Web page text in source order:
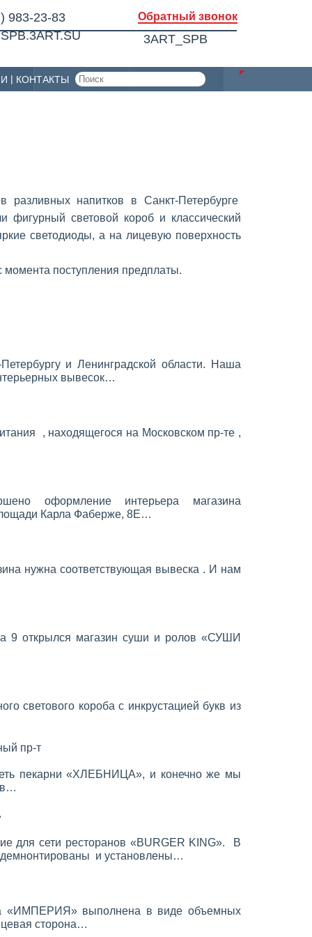
983-23-83
Обратный звонок
3ART_SPB
КОНТАКТЫ
напитков в Санкт-Петербурге
световой короб и классический
светодиоды, а на лицевую поверхность
момента поступления предплаты.
и Ленинградской области. Наша
вывесок…
, находящегося на Московском пр-те ,
оформление интерьера магазина
Карла Фаберже, 8Е…
нужна соответствующая вывеска . И нам
9 открылся магазин суши и ролов «СУШИ
светового короба с инкрустацией букв из
пр-т
пекарни «ХЛЕБНИЦА», и конечно же мы
в…
для сети ресторанов «BURGER KING». В
и установлены…
«ИМПЕРИЯ» выполнена в виде объемных
сторона…